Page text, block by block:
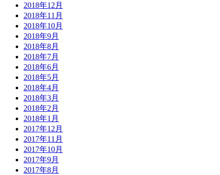
2018年12月
2018年11月
2018年10月
2018年9月
2018年8月
2018年7月
2018年6月
2018年5月
2018年4月
2018年3月
2018年2月
2018年1月
2017年12月
2017年11月
2017年10月
2017年9月
2017年8月